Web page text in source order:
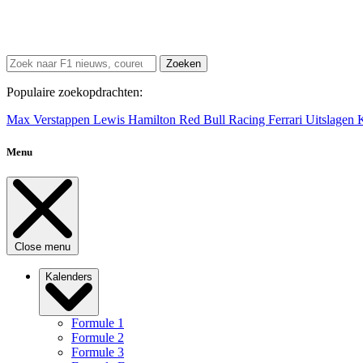
Zoeken
Populaire zoekopdrachten:
Max Verstappen Lewis Hamilton Red Bull Racing Ferrari Uitslagen
Menu
Close menu
Kalenders
Formule 1
Formule 2
Formule 3